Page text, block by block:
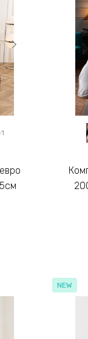
Комплект постельного белья евро
NEW